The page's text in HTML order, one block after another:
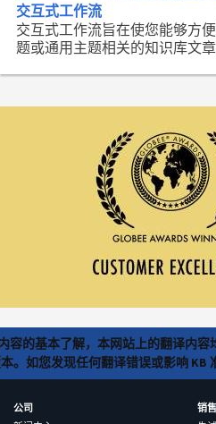
交互式工作流
交互式工作流旨在使您能够方
题或通用主题相关的知识库文章
容的基本了解，本网站上的翻译内
。如您发现任何翻译错误或影响 KB
公司
销售